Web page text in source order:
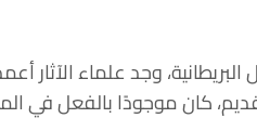
وجد علماء الآثار
كان موجودًا بالفعل في